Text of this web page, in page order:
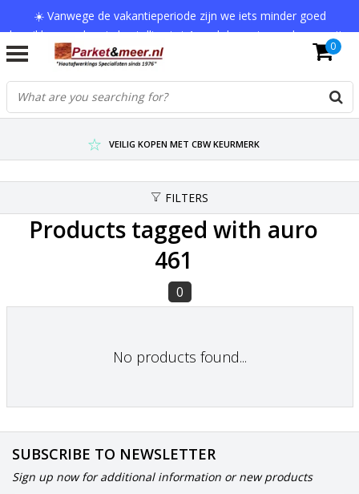
☀️ Vanwege de vakantieperiode zijn we iets minder goed
bereikbaar en kan je bestelling tot 1 werkdag extra onderweg zijn.
Bedankt voor je begrip!
VERZENDKOSTEN € 7,95 (GRATIS VA €75,-)
SCHERPSTE PRIJZEN TOT WEL 75% KORTING !
VEILIG KOPEN MET CBW KEURMERK
0
FILTERS
Products tagged with auro
461
0
No products found...
SUBSCRIBE TO NEWSLETTER
Sign up now for additional information or new products